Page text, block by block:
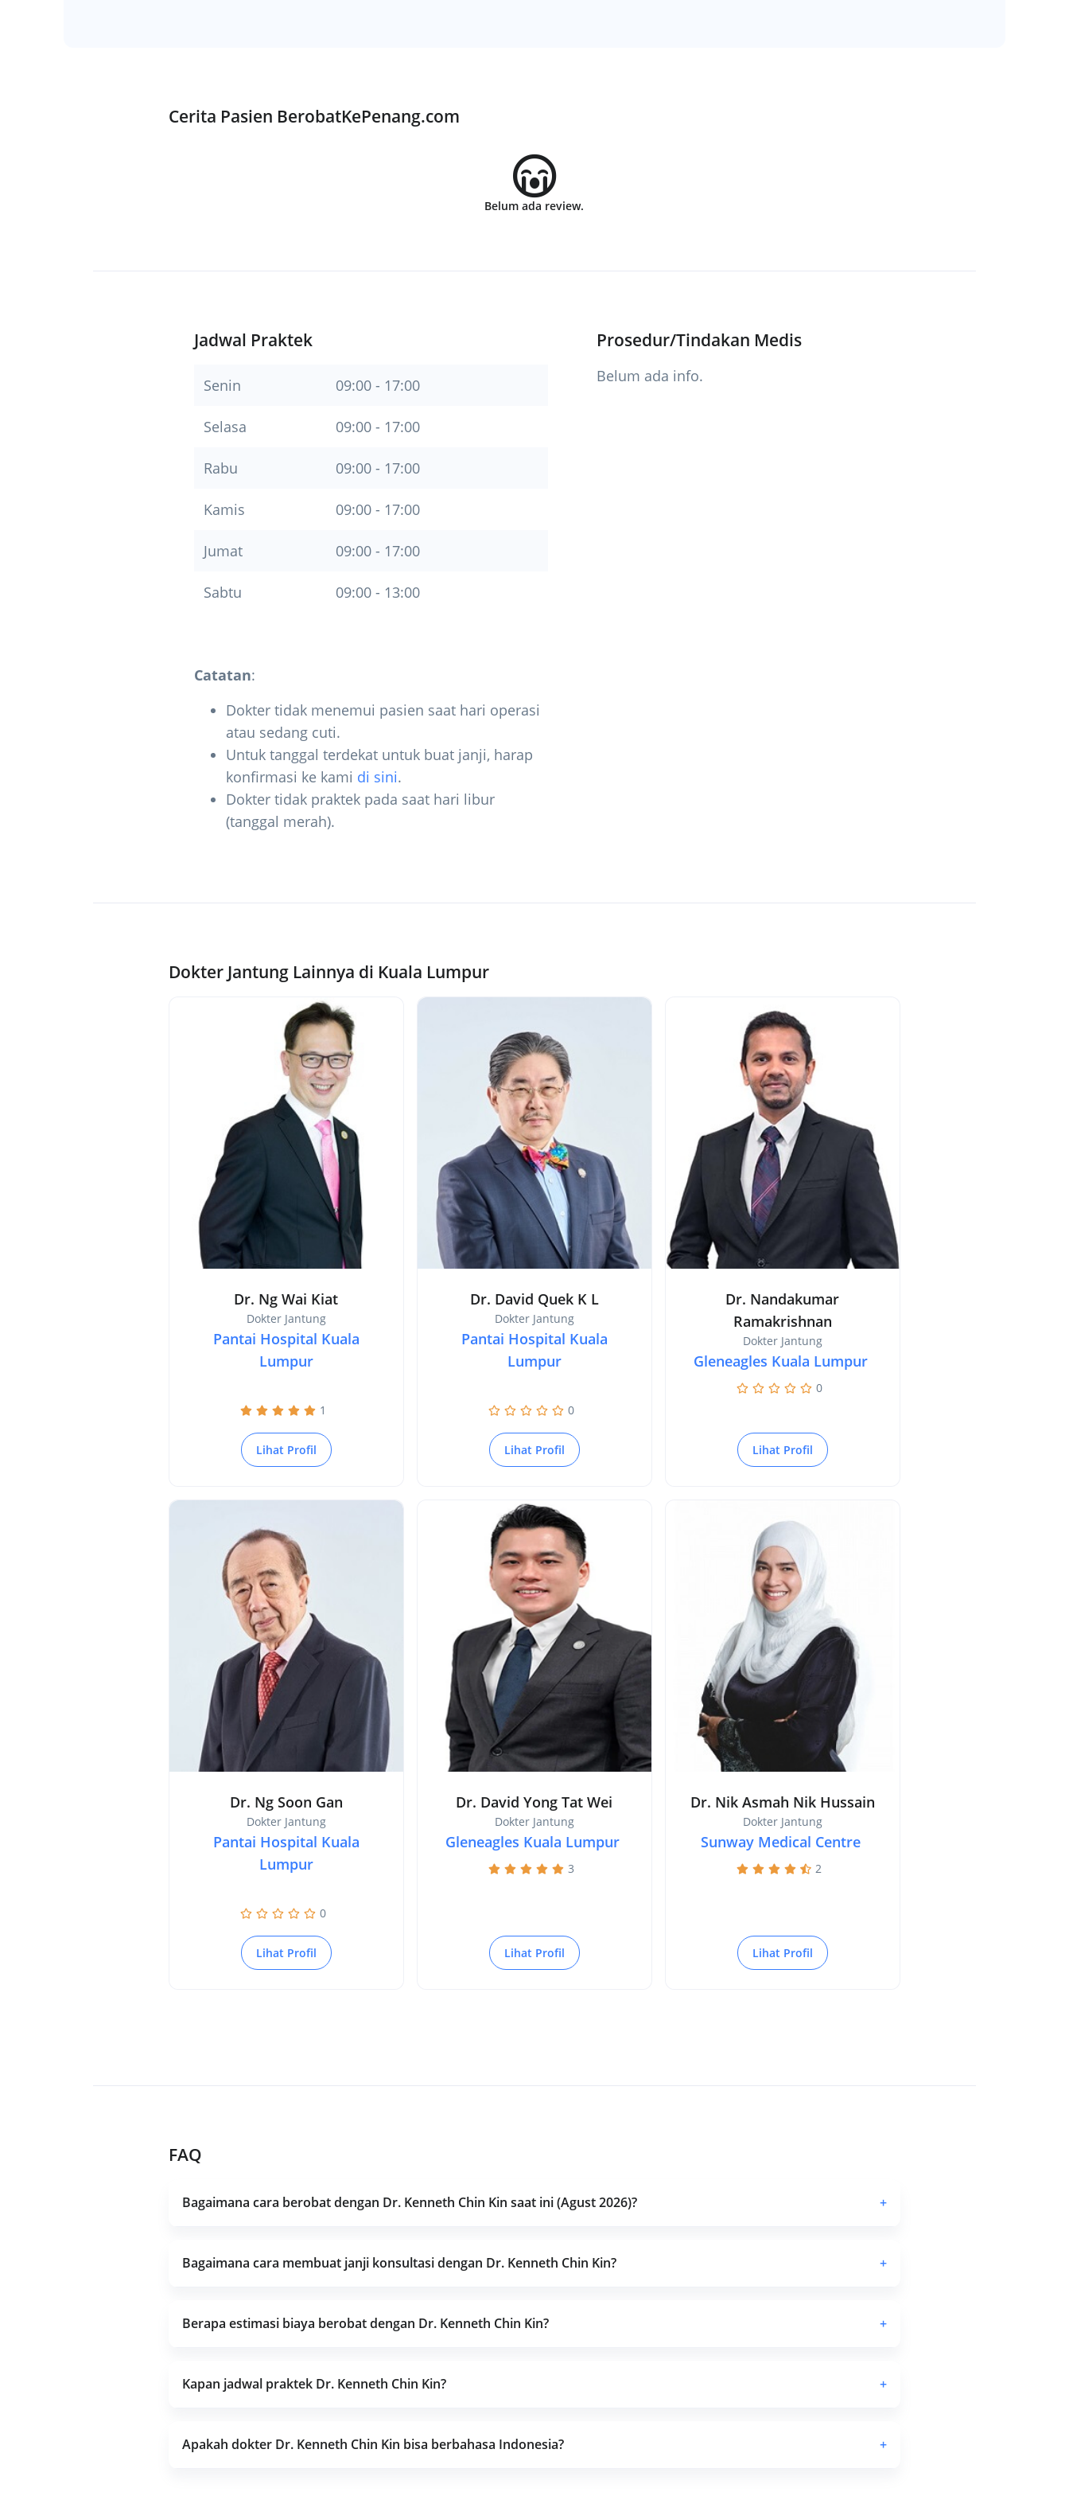
Cerita Pasien BerobatKePenang.com
Belum ada review.
Jadwal Praktek
Senin 09:00 - 17:00
Selasa 09:00 - 17:00
Rabu 09:00 - 17:00
Kamis 09:00 - 17:00
Jumat 09:00 - 17:00
Sabtu 09:00 - 13:00
Catatan:
Dokter tidak menemui pasien saat hari operasi
atau sedang cuti.
Untuk tanggal terdekat untuk buat janji, harap
konfirmasi ke kami di sini.
Dokter tidak praktek pada saat hari libur
(tanggal merah).
Prosedur/Tindakan Medis
Belum ada info.
Dokter Jantung Lainnya di Kuala Lumpur
Dr. Ng Wai Kiat
Dokter Jantung
Pantai Hospital Kuala
Lumpur
1
Lihat Profil
Dr. David Quek K L
Dokter Jantung
Pantai Hospital Kuala
Lumpur
0
Lihat Profil
Dr. Nandakumar
Ramakrishnan
Dokter Jantung
Gleneagles Kuala Lumpur
0
Lihat Profil
Dr. Ng Soon Gan
Dokter Jantung
Pantai Hospital Kuala
Lumpur
0
Lihat Profil
Dr. David Yong Tat Wei
Dokter Jantung
Gleneagles Kuala Lumpur
3
Lihat Profil
Dr. Nik Asmah Nik Hussain
Dokter Jantung
Sunway Medical Centre
2
Lihat Profil
FAQ
Bagaimana cara berobat dengan Dr. Kenneth Chin Kin saat ini (Agust 2026)? +
Bagaimana cara membuat janji konsultasi dengan Dr. Kenneth Chin Kin? +
Berapa estimasi biaya berobat dengan Dr. Kenneth Chin Kin? +
Kapan jadwal praktek Dr. Kenneth Chin Kin? +
Apakah dokter Dr. Kenneth Chin Kin bisa berbahasa Indonesia? +